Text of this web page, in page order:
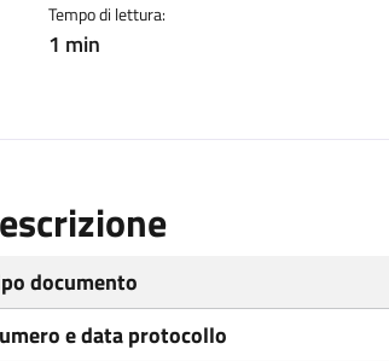
Tempo di lettura:
1 min
documento
e data protocollo